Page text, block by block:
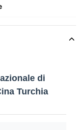
di
Turchia